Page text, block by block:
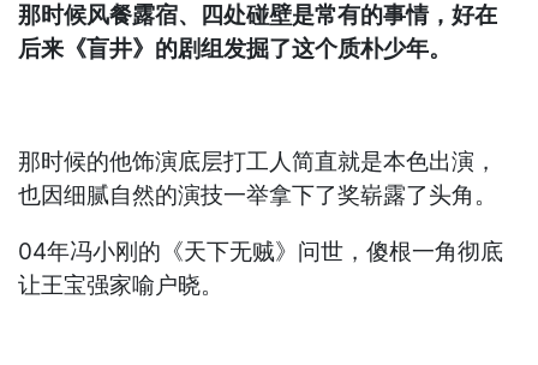
那时候风餐露宿、四处碰壁是常有的事情，好在
后来《盲井》的剧组发掘了这个质朴少年。
那时候的他饰演底层打工人简直就是本色出演，
也因细腻自然的演技一举拿下了奖崭露了头角。
04年冯小刚的《天下无贼》问世，傻根一角彻底
让王宝强家喻户晓。